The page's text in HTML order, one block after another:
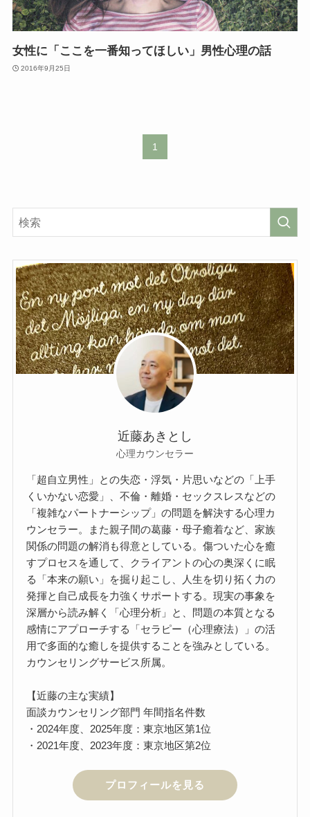
女性に「ここを一番知ってほしい」男性心理の話
2016年9月25日
1
近藤あきとし
心理カウンセラー
「超自立男性」との失恋・浮気・片思いなどの「上手
くいかない恋愛」、不倫・離婚・セックスレスなどの
「複雑なパートナーシップ」の問題を解決する心理カ
ウンセラー。また親子間の葛藤・母子癒着など、家族
関係の問題の解消も得意としている。傷ついた心を癒
すプロセスを通して、クライアントの心の奥深くに眠
る「本来の願い」を掘り起こし、人生を切り拓く力の
発揮と自己成長を力強くサポートする。現実の事象を
深層から読み解く「心理分析」と、問題の本質となる
感情にアプローチする「セラピー（心理療法）」の活
用で多面的な癒しを提供することを強みとしている。
カウンセリングサービス所属。
【近藤の主な実績】
面談カウンセリング部門 年間指名件数
・2024年度、2025年度：東京地区第1位
・2021年度、2023年度：東京地区第2位
プロフィールを見る